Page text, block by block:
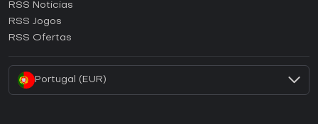
Como ativar uma CD Key Ubisoft Connect?
RSS Noticias
RSS Jogos
RSS Ofertas
Portugal (EUR)